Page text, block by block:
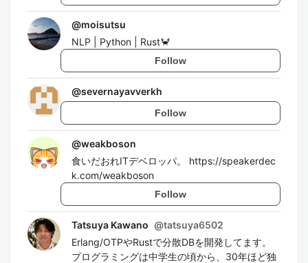
@moisutsu
NLP | Python | Rust🦀
Follow
@severnayavverkh
Follow
@weakboson
食いだおれITデベロッパ。 https://speakerdec
k.com/weakboson
Follow
Tatsuya Kawano @tatsuya6502
Erlang/OTPやRustで分散DBを開発してます。
プログラミングは中学生の頃から、30年ほど独